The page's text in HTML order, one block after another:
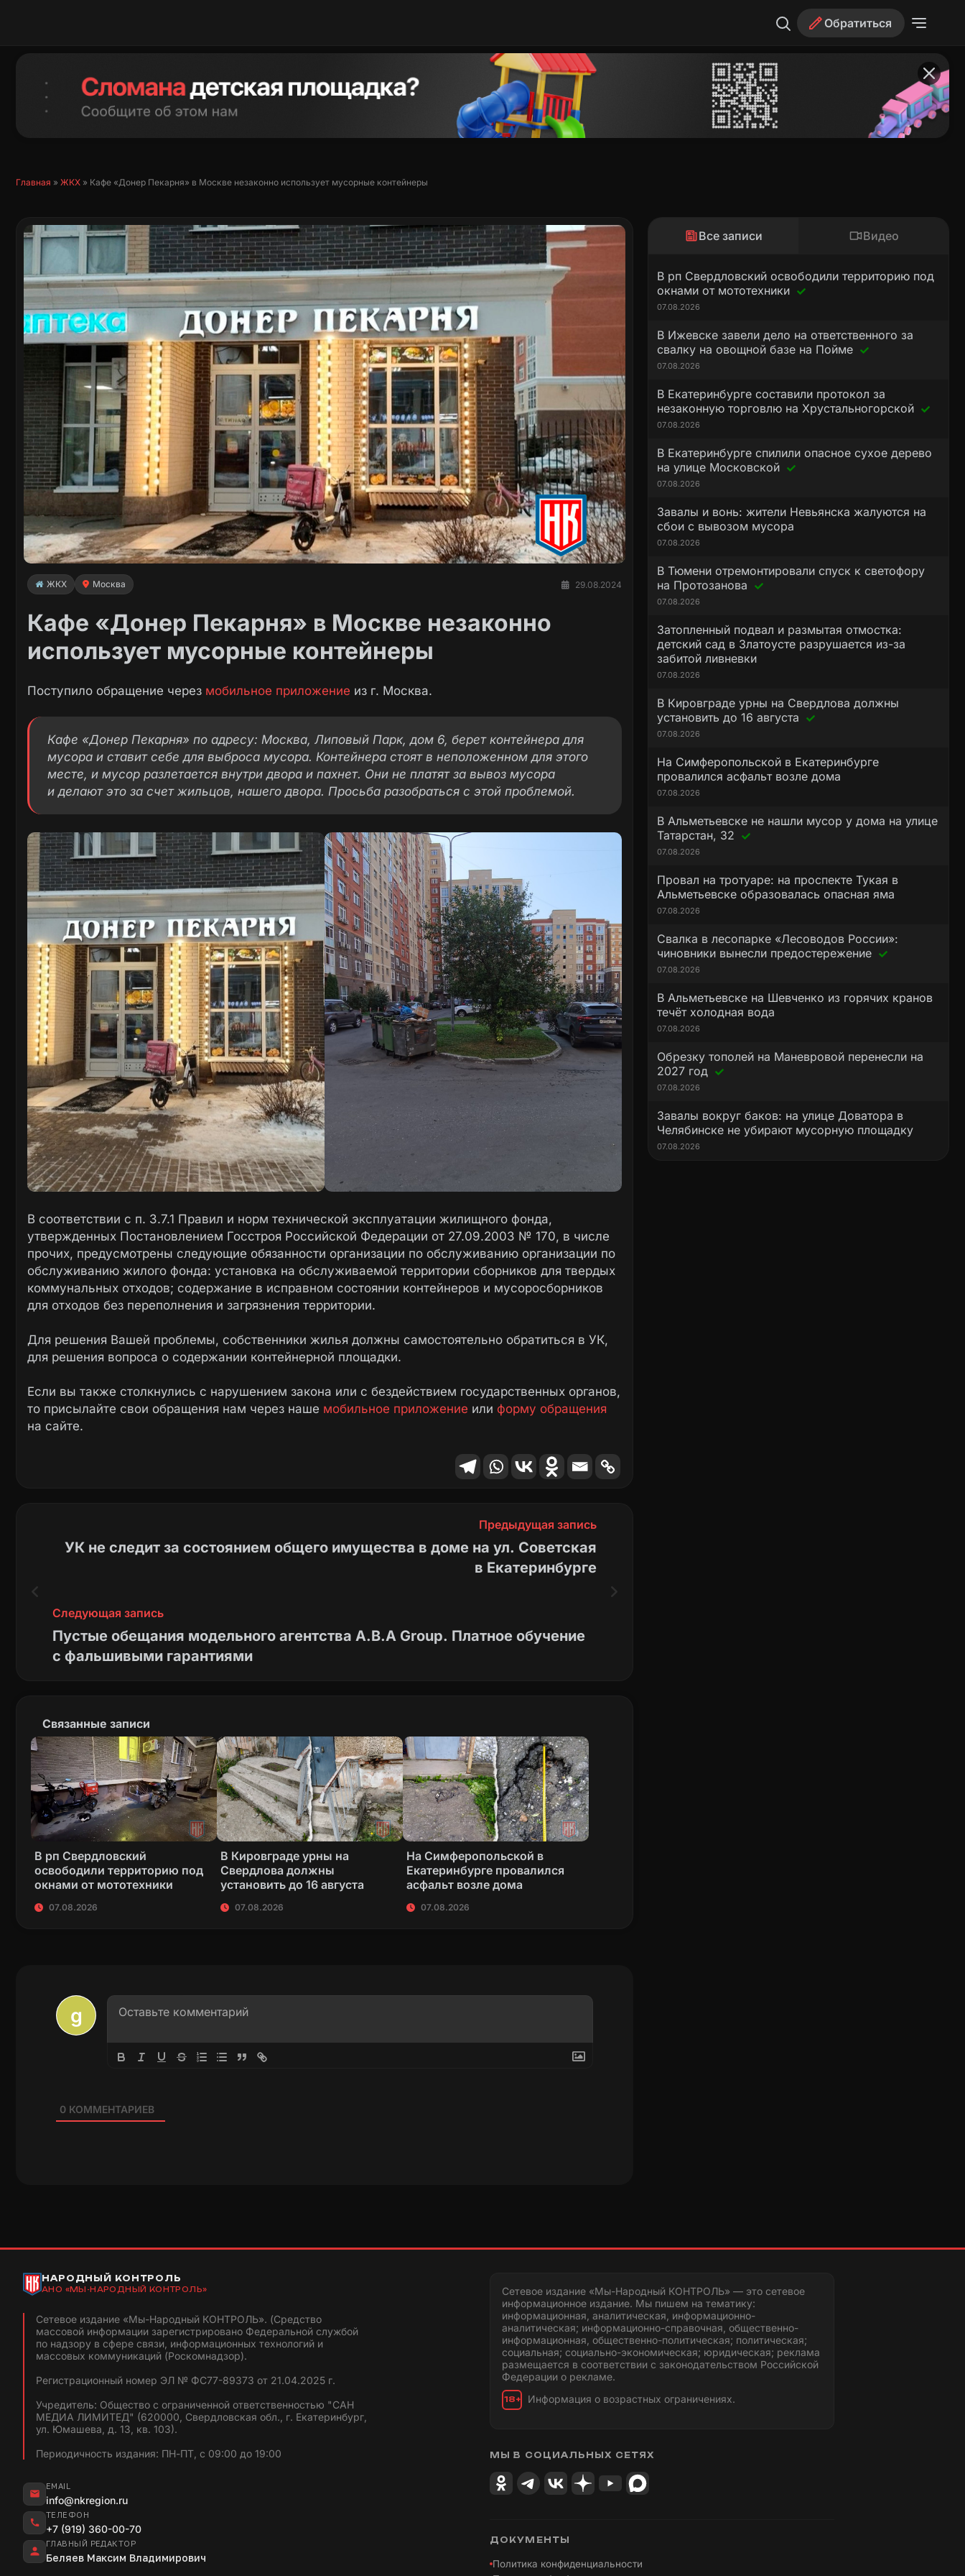
Обратиться
Главная » ЖКХ » Кафе «Донер Пекарня» в Москве незаконно использует мусорные контейнеры
ЖКХ Москва 29.08.2024
Кафе «Донер Пекарня» в Москве незаконно
использует мусорные контейнеры
Поступило обращение через мобильное приложение из г. Москва.
Кафе «Донер Пекарня» по адресу: Москва, Липовый Парк, дом 6, берет контейнера для
мусора и ставит себе для выброса мусора. Контейнера стоят в неположенном для этого
месте, и мусор разлетается внутри двора и пахнет. Они не платят за вывоз мусора
и делают это за счет жильцов, нашего двора. Просьба разобраться с этой проблемой.
В соответствии с п. 3.7.1 Правил и норм технической эксплуатации жилищного фонда,
утвержденных Постановлением Госстроя Российской Федерации от 27.09.2003 № 170, в числе
прочих, предусмотрены следующие обязанности организации по обслуживанию организации по
обслуживанию жилого фонда: установка на обслуживаемой территории сборников для твердых
коммунальных отходов; содержание в исправном состоянии контейнеров и мусоросборников
для отходов без переполнения и загрязнения территории.
Для решения Вашей проблемы, собственники жилья должны самостоятельно обратиться в УК,
для решения вопроса о содержании контейнерной площадки.
Если вы также столкнулись с нарушением закона или с бездействием государственных органов,
то присылайте свои обращения нам через наше мобильное приложение или форму обращения
на сайте.
Предыдущая запись
УК не следит за состоянием общего имущества в доме на ул. Советская
в Екатеринбурге
Следующая запись
Пустые обещания модельного агентства A.B.A Group. Платное обучение
с фальшивыми гарантиями
Связанные записи
В рп Свердловский
освободили территорию под
окнами от мототехники
07.08.2026
В Кировграде урны на
Свердлова должны
установить до 16 августа
07.08.2026
На Симферопольской в
Екатеринбурге провалился
асфальт возле дома
07.08.2026
0КОММЕНТАРИЕВ
Все записи Видео
В рп Свердловский освободили территорию под
окнами от мототехники
07.08.2026
В Ижевске завели дело на ответственного за
свалку на овощной базе на Пойме
07.08.2026
В Екатеринбурге составили протокол за
незаконную торговлю на Хрустальногорской
07.08.2026
В Екатеринбурге спилили опасное сухое дерево
на улице Московской
07.08.2026
Завалы и вонь: жители Невьянска жалуются на
сбои с вывозом мусора
07.08.2026
В Тюмени отремонтировали спуск к светофору
на Протозанова
07.08.2026
Затопленный подвал и размытая отмостка:
детский сад в Златоусте разрушается из-за
забитой ливневки
07.08.2026
В Кировграде урны на Свердлова должны
установить до 16 августа
07.08.2026
На Симферопольской в Екатеринбурге
провалился асфальт возле дома
07.08.2026
В Альметьевске не нашли мусор у дома на улице
Татарстан, 32
07.08.2026
Провал на тротуаре: на проспекте Тукая в
Альметьевске образовалась опасная яма
07.08.2026
Свалка в лесопарке «Лесоводов России»:
чиновники вынесли предостережение
07.08.2026
В Альметьевске на Шевченко из горячих кранов
течёт холодная вода
07.08.2026
Обрезку тополей на Маневровой перенесли на
2027 год
07.08.2026
Завалы вокруг баков: на улице Доватора в
Челябинске не убирают мусорную площадку
07.08.2026
НАРОДНЫЙ КОНТРОЛЬ
АНО «МЫ-НАРОДНЫЙ КОНТРОЛЬ»
Сетевое издание «Мы-Народный КОНТРОЛЬ». (Средство
массовой информации зарегистрировано Федеральной службой
по надзору в сфере связи, информационных технологий и
массовых коммуникаций (Роскомнадзор).
Регистрационный номер ЭЛ № ФС77-89373 от 21.04.2025 г.
Учредитель: Общество с ограниченной ответственностью "САН
МЕДИА ЛИМИТЕД" (620000, Свердловская обл., г. Екатеринбург,
ул. Юмашева, д. 13, кв. 103).
Периодичность издания: ПН-ПТ, с 09:00 до 19:00
EMAIL
info@nkregion.ru
ТЕЛЕФОН
+7 (919) 360-00-70
ГЛАВНЫЙ РЕДАКТОР
Беляев Максим Владимирович
Сетевое издание «Мы-Народный КОНТРОЛЬ» — это сетевое
информационное издание. Мы пишем на тематику:
информационная, аналитическая, информационно-
аналитическая; информационно-справочная, общественно-
информационная, общественно-политическая; политическая;
социальная; социально-экономическая; юридическая; реклама
размещается в соответствии с законодательством Российской
Федерации о рекламе.
18+ Информация о возрастных ограничениях.
МЫ В СОЦИАЛЬНЫХ СЕТЯХ
ДОКУМЕНТЫ
Политика конфиденциальности